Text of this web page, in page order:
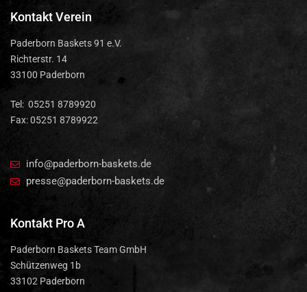
Kontakt Verein
Paderborn Baskets 91 e.V.
Richterstr. 14
33100 Paderborn
Tel: 05251 8789920
Fax: 05251 8789922
info@paderborn-baskets.de
presse@paderborn-baskets.de
Kontakt Pro A
Paderborn Baskets Team GmbH
Schützenweg 1b
33102 Paderborn